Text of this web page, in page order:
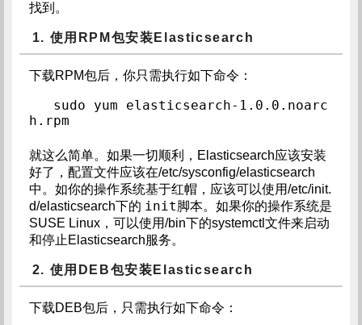
找到。
1. 使用RPM包安装Elasticsearch
下载RPM包后，你只需执行如下命令：
sudo yum elasticsearch-1.0.0.noarc
h.rpm
就这么简单。如果一切顺利，Elasticsearch应该安装
好了，配置文件应该在/etc/sysconfig/elasticsearch
中。如你的操作系统基于红帽，应该可以使用/etc/init.
d/elasticsearch下的 init脚本。如果你的操作系统是
SUSE Linux，可以使用/bin下的systemctl文件来启动
和停止Elasticsearch服务。
2. 使用DEB包安装Elasticsearch
下载DEB包后，只需执行如下命令：